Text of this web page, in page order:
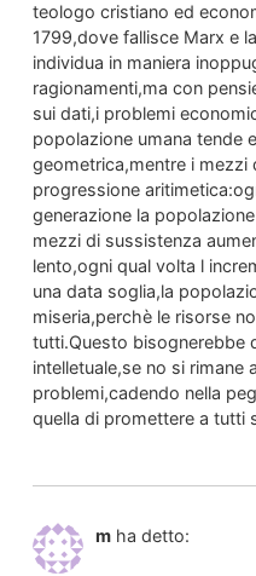
teologo cristiano ed
1799,dove fallisce Marx e
individua in maniera
ragionamenti,ma con
sui dati,i problemi
popolazione umana tende
geometrica,mentre i
progressione
generazione la
mezzi di sussistenza
lento,ogni qual volta l
una data soglia,la
miseria,perchè le risorse
tutti.Questo bisognerebbe
intelletuale,se no si rimane
problemi,cadendo nella
quella di promettere a tutti
m ha detto: